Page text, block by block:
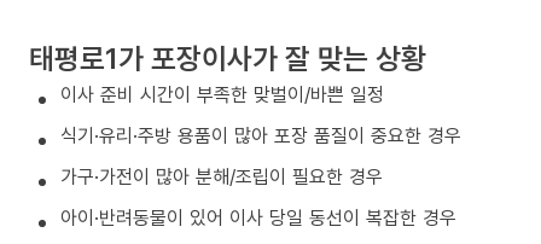
태평로1가 포장이사가 잘 맞는 상황
이사 준비 시간이 부족한 맞벌이/바쁜 일정
식기·유리·주방 용품이 많아 포장 품질이 중요한 경우
가구·가전이 많아 분해/조립이 필요한 경우
아이·반려동물이 있어 이사 당일 동선이 복잡한 경우